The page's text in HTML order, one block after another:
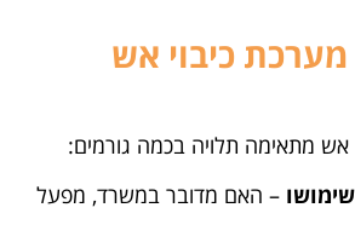
מערכת כיבוי אש
אש מתאימה תלויה בכמה גורמים:
– האם מדובר במשרד, מפעל